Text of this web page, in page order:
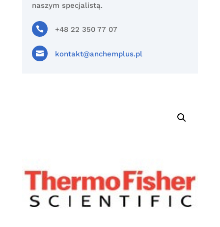
naszym specjalistą.
 +48 22 350 77 07
 kontakt@anchemplus.pl